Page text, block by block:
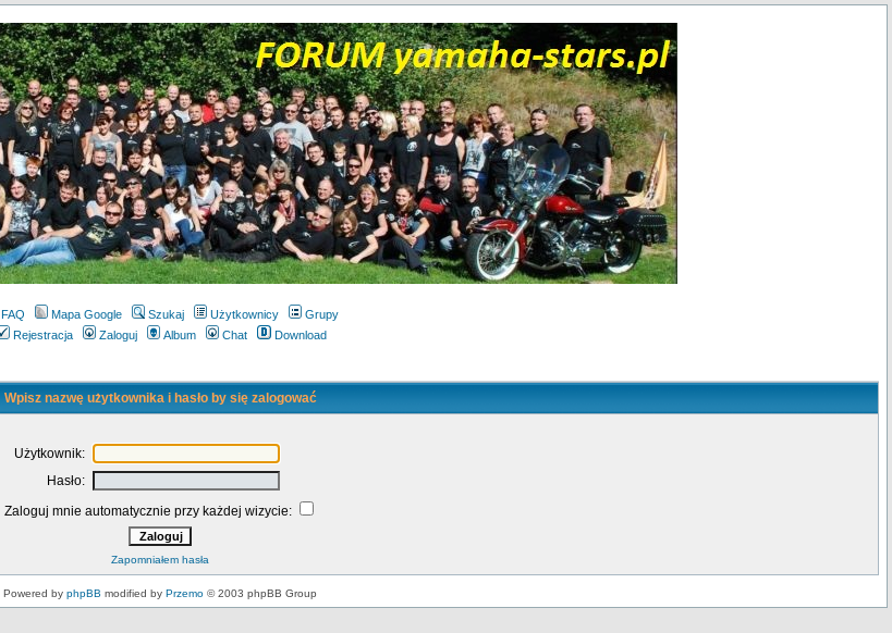
FAQ Mapa Google Szukaj Użytkownicy
Grupy
Rejestracja
Zaloguj Album Chat Download
Wpisz nazwę użytkownika i hasło by się zalogować
Użytkownik:
Hasło:
Zaloguj mnie automatycznie przy każdej wizycie:
Zapomniałem hasła
Powered by phpBB modified by Przemo © 2003 phpBB Group